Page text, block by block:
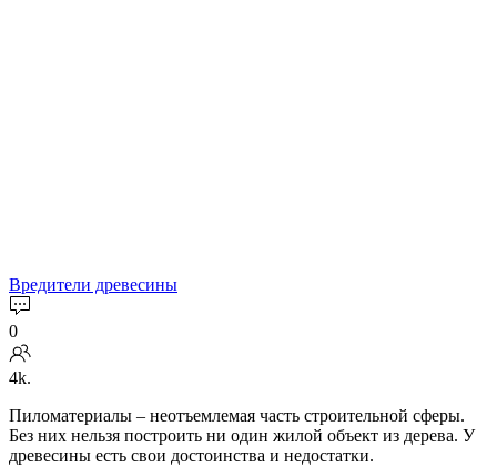
Вредители древесины
0
4k.
Пиломатериалы – неотъемлемая часть строительной сферы.
Без них нельзя построить ни один жилой объект из дерева. У
древесины есть свои достоинства и недостатки.